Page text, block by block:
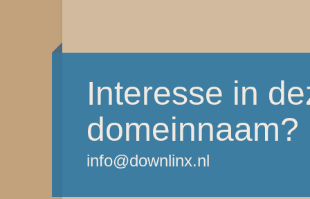
Interesse in
domeinnaam?
info@downlinx.nl